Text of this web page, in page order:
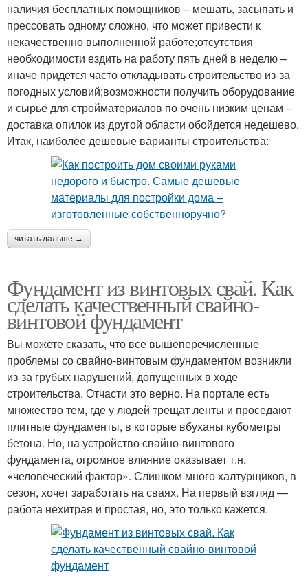
наличия бесплатных помощников – мешать, засыпать и
прессовать одному сложно, что может привести к
некачественно выполненной работе;отсутствия
необходимости ездить на работу пять дней в неделю –
иначе придется часто откладывать строительство из-за
погодных условий;возможности получить оборудование
и сырье для стройматериалов по очень низким ценам –
доставка опилок из другой области обойдется недешево.
Итак, наиболее дешевые варианты строительства:
читать дальше →
Фундамент из винтовых свай. Как
сделать качественный свайно-
винтовой фундамент
Вы можете сказать, что все вышеперечисленные
проблемы со свайно-винтовым фундаментом возникли
из-за грубых нарушений, допущенных в ходе
строительства. Отчасти это верно. На портале есть
множество тем, где у людей трещат ленты и проседают
плитные фундаменты, в которые вбуханы кубометры
бетона. Но, на устройство свайно-винтового
фундамента, огромное влияние оказывает т.н.
«человеческий фактор». Слишком много халтурщиков, в
сезон, хочет заработать на сваях. На первый взгляд —
работа нехитрая и простая, но, это только кажется.